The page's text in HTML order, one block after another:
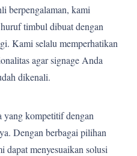
berpengalaman, kami
timbul dibuat dengan
Kami selalu memperhatikan
agar signage Anda
dikenali.
yang kompetitif dengan
Dengan berbagai pilihan
dapat menyesuaikan solusi